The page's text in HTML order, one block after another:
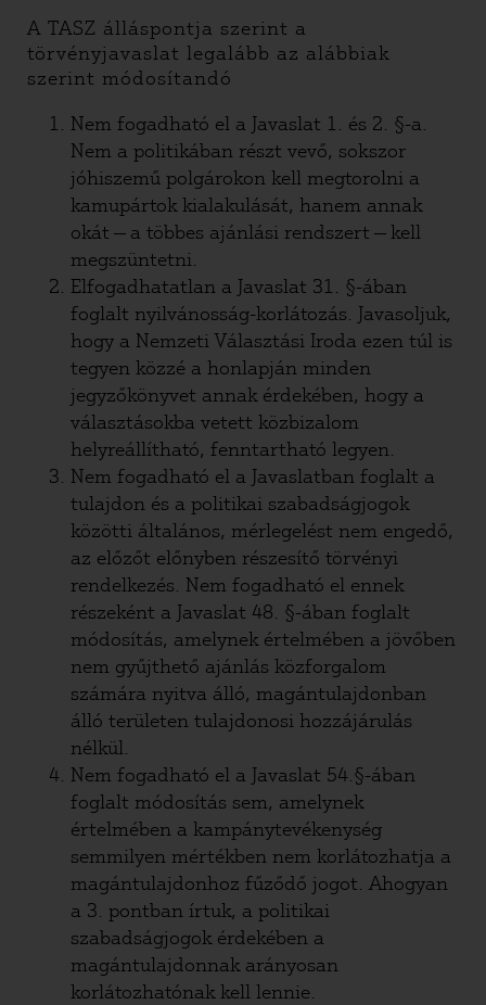
A TASZ álláspontja szerint a
törvényjavaslat legalább az alábbiak
szerint módosítandó
Nem fogadható el a Javaslat 1. és 2. §-a.
Nem a politikában részt vevő, sokszor
jóhiszemű polgárokon kell megtorolni a
kamupártok kialakulását, hanem annak
okát — a többes ajánlási rendszert — kell
megszüntetni.
Elfogadhatatlan a Javaslat 31. §-ában
foglalt nyilvánosság-korlátozás. Javasoljuk,
hogy a Nemzeti Választási Iroda ezen túl is
tegyen közzé a honlapján minden
jegyzőkönyvet annak érdekében, hogy a
választásokba vetett közbizalom
helyreállítható, fenntartható legyen.
Nem fogadható el a Javaslatban foglalt a
tulajdon és a politikai szabadságjogok
közötti általános, mérlegelést nem engedő,
az előzőt előnyben részesítő törvényi
rendelkezés. Nem fogadható el ennek
részeként a Javaslat 48. §-ában foglalt
módosítás, amelynek értelmében a jövőben
nem gyűjthető ajánlás közforgalom
számára nyitva álló, magántulajdonban
álló területen tulajdonosi hozzájárulás
nélkül.
Nem fogadható el a Javaslat 54.§-ában
foglalt módosítás sem, amelynek
értelmében a kampánytevékenység
semmilyen mértékben nem korlátozhatja a
magántulajdonhoz fűződő jogot. Ahogyan
a 3. pontban írtuk, a politikai
szabadságjogok érdekében a
magántulajdonnak arányosan
korlátozhatónak kell lennie.